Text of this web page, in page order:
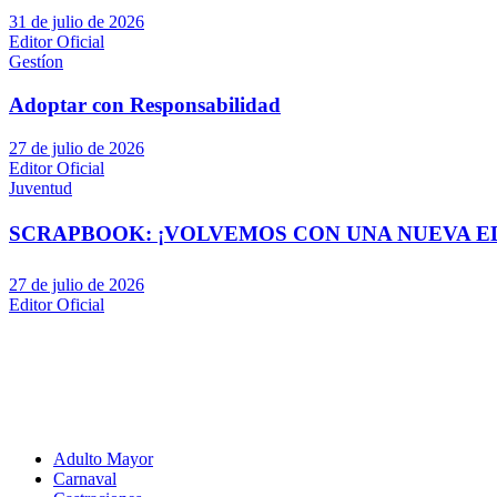
31 de julio de 2026
Editor Oficial
Gestíon
Adoptar con Responsabilidad
27 de julio de 2026
Editor Oficial
Juventud
SCRAPBOOK: ¡VOLVEMOS CON UNA NUEVA
27 de julio de 2026
Editor Oficial
Adulto Mayor
Carnaval